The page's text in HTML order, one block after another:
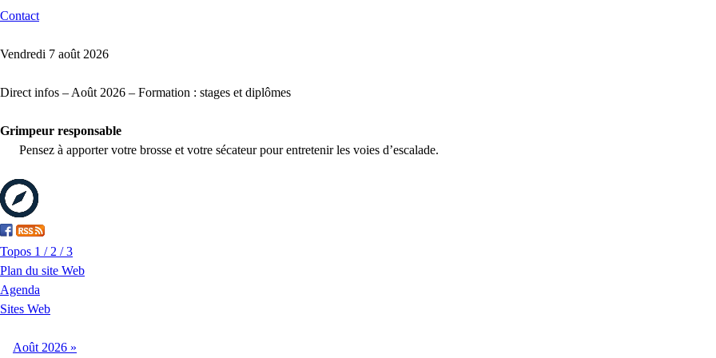
Contact
Vendredi 7 août 2026
Direct infos – Août 2026 – Formation : stages et diplômes
Grimpeur responsable
Pensez à apporter votre brosse et votre sécateur pour entretenir les voies d’escalade.
Topos 1 / 2 / 3
Plan du site Web
Agenda
Sites Web
Août 2026 »